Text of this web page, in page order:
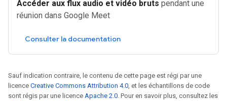
Accéder aux flux audio et vidéo bruts pendant une
réunion dans Google Meet
Consulter la documentation
Sauf indication contraire, le contenu de cette page est régi par une
licence Creative Commons Attribution 4.0, et les échantillons de code
sont régis par une licence Apache 2.0. Pour en savoir plus, consultez les